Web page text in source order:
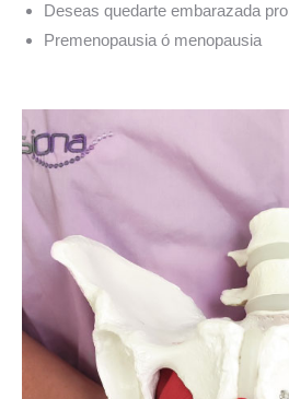
Deseas quedarte embarazada
Premenopausia ó menopausia